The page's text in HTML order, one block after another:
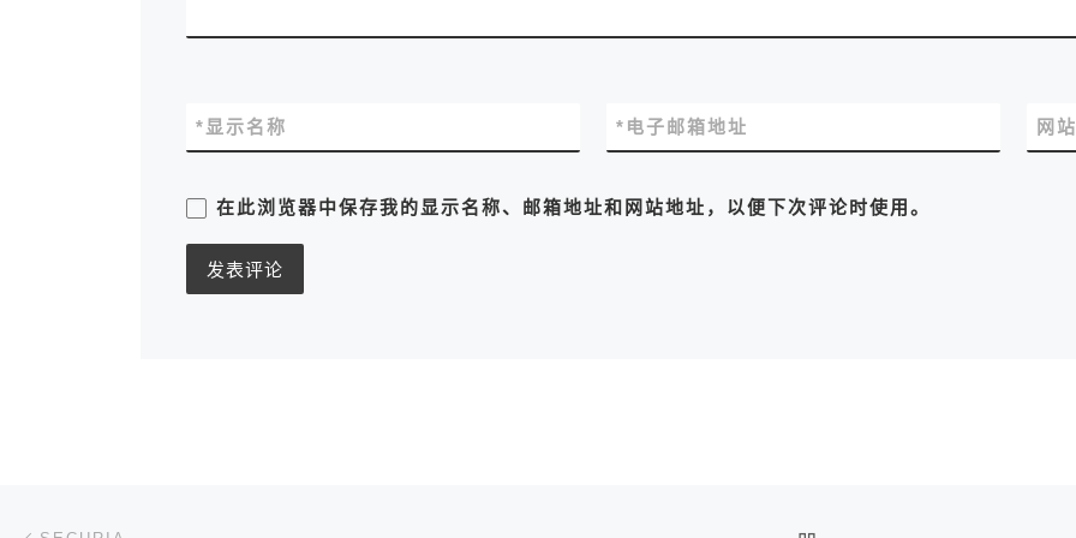
显示名称
* 电子邮箱地址
* 网
在此浏览器中保存我的显示名称、邮箱地址和网站地址，以便下次评论时使用。
文章导航